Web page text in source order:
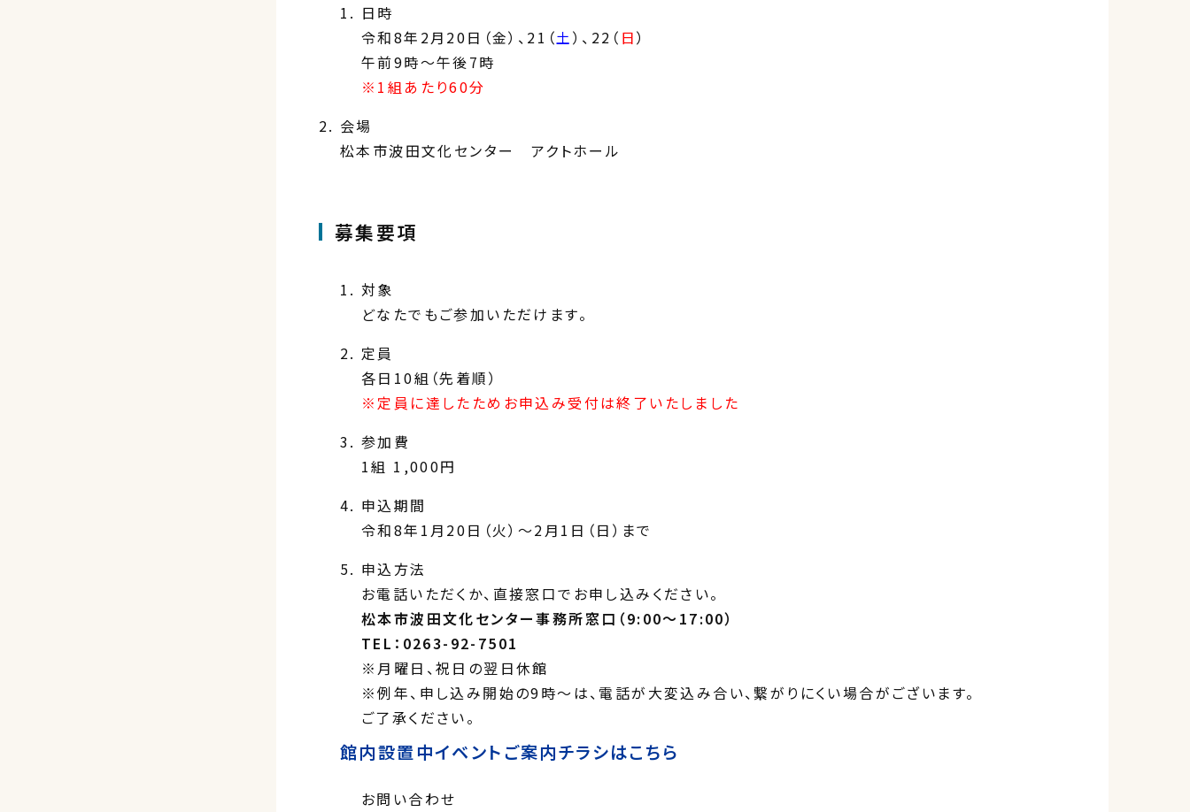
日時
令和8年2月20日（金）、21（土 ）、22（ 日）
午前9時～午後7時
※1組あたり60分
会場
松本市波田文化センター アクトホール
募集要項
対象
どなたでもご参加いただけます。
定員
各日10組（先着順）
※定員に達したためお申込み受付は終了いたしました
参加費
1組 1,000円
申込期間
令和8年1月20日（火）～2月1日（日）まで
申込方法
お電話いただくか、直接窓口でお申し込みください。
松本市波田文化センター事務所窓口（9:00～17:00）
TEL：0263-92-7501
※月曜日、祝日の翌日休館
※例年、申し込み開始の9時～は、電話が大変込み合い、繋がりにくい場合がございます。
ご了承ください。
館内設置中イベントご案内チラシはこちら
お問い合わせ